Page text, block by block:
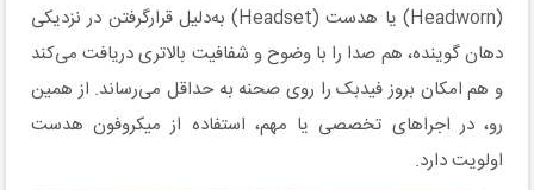
(Headworn) یا هدست (Headset) به‌دلیل قرارگرفتن در نزدیکی
دهان گوینده، هم صدا را با وضوح و شفافیت بالاتری دریافت می‌کند
و هم امکان بروز فیدبک را روی صحنه به حداقل می‌رساند. از همین
رو، در اجراهای تخصصی یا مهم، استفاده از میکروفون هدست
اولویت دارد.